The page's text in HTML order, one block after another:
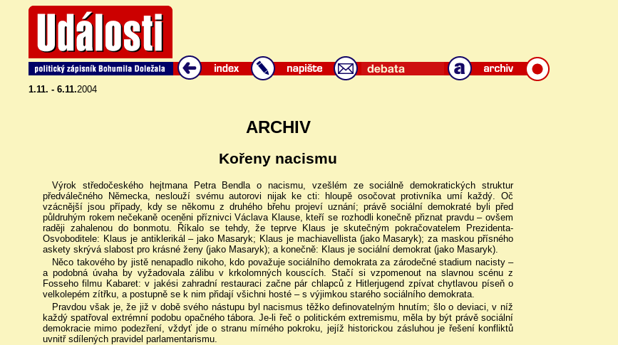
1.11. - 6.11.2004
ARCHIV
Kořeny nacismu
Výrok středočeského hejtmana Petra Bendla o nacismu, vzešlém ze sociálně demokratických struktur
předválečného Německa, neslouží svému autorovi nijak ke cti: hloupě osočovat protivníka umí každý. Oč
vzácnější jsou případy, kdy se někomu z druhého břehu projeví uznání; právě sociální demokraté byli před
půldruhým rokem nečekaně oceněni příznivci Václava Klause, kteří se rozhodli konečně přiznat pravdu – ovšem
raději zahalenou do bonmotu. Říkalo se tehdy, že teprve Klaus je skutečným pokračovatelem Prezidenta-
Osvoboditele: Klaus je antiklerikál – jako Masaryk; Klaus je machiavellista (jako Masaryk); za maskou přísného
askety skrývá slabost pro krásné ženy (jako Masaryk); a konečně: Klaus je sociální demokrat (jako Masaryk).
Něco takového by jistě nenapadlo nikoho, kdo považuje sociálního demokrata za zárodečné stadium nacisty –
a podobná úvaha by vyžadovala zálibu v krkolomných kouscích. Stačí si vzpomenout na slavnou scénu z
Fosseho filmu Kabaret: v jakési zahradní restauraci začne pár chlapců z Hitlerjugend zpívat chytlavou píseň o
velkolepém zítřku, a postupně se k nim přidají všichni hosté – s výjimkou starého sociálního demokrata.
Pravdou však je, že již v době svého nástupu byl nacismus těžko definovatelným hnutím; šlo o deviaci, v níž
každý spatřoval extrémní podobu opačného tábora. Je-li řeč o politickém extremismu, měla by být právě sociální
demokracie mimo podezření, vždyť jde o stranu mírného pokroku, jejíž historickou zásluhou je řešení konfliktů
uvnitř sdílených pravidel parlamentarismu.